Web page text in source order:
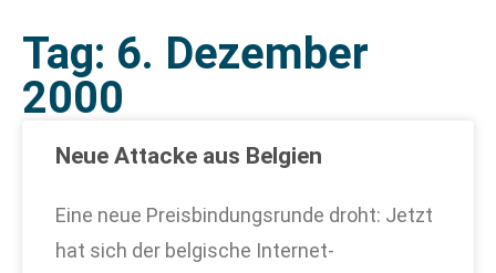
Tag: 6. Dezember
2000
Neue Attacke aus Belgien
Eine neue Preisbindungsrunde droht: Jetzt
hat sich der belgische Internet-